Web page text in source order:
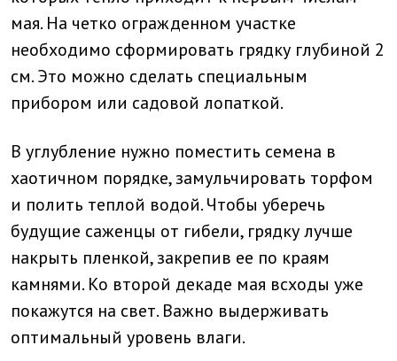
мая. На четко огражденном участке
необходимо сформировать грядку глубиной 2
см. Это можно сделать специальным
прибором или садовой лопаткой.
В углубление нужно поместить семена в
хаотичном порядке, замульчировать торфом
и полить теплой водой. Чтобы уберечь
будущие саженцы от гибели, грядку лучше
накрыть пленкой, закрепив ее по краям
камнями. Ко второй декаде мая всходы уже
покажутся на свет. Важно выдерживать
оптимальный уровень влаги.